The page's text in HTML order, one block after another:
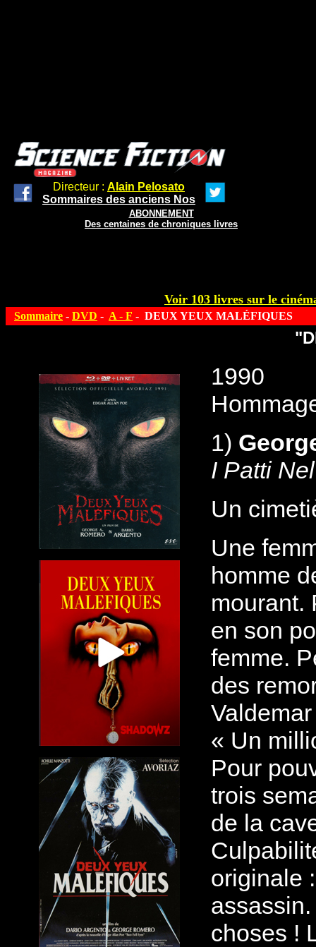
Directeur : Alain Pelosato
Sommaires des anciens Nos
ABONNEMENT
Des centaines de chroniques livres
Voir 103 livres sur le
Sommaire - DVD - A - F - DEUX YEUX MALÉFIQUES
1990
1)
I Patti
Un
Une
homme
mourant.
en son
femme.
des
« Un
Pour
trois
de la
originale
choses !